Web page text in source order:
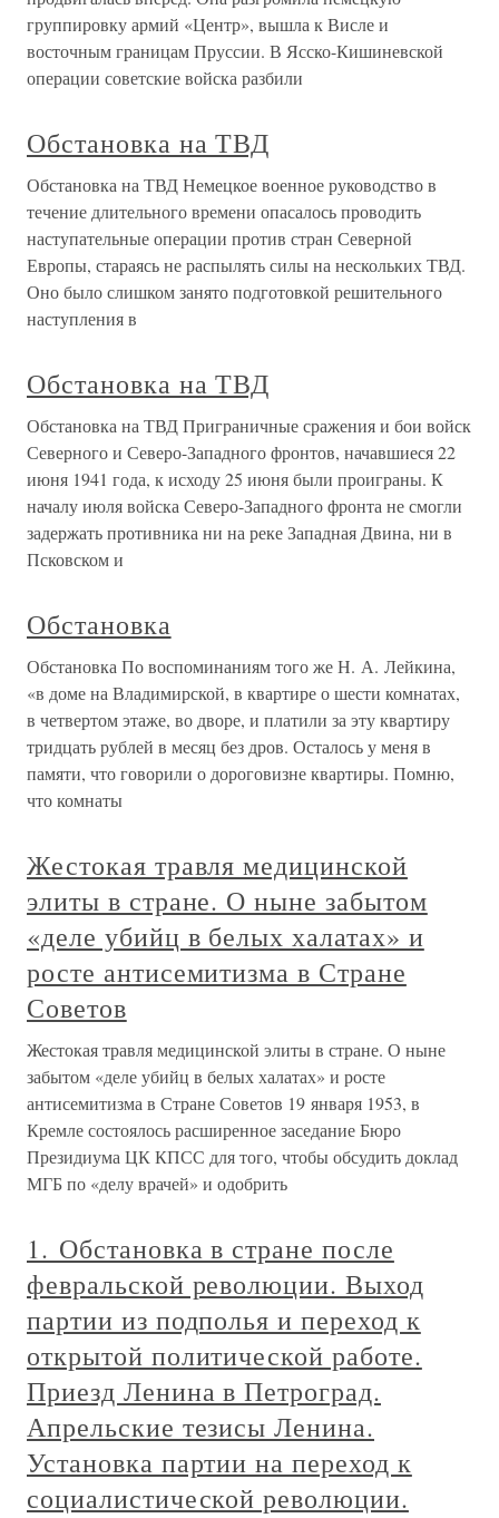
группировку армий «Центр», вышла к Висле и
восточным границам Пруссии. В Ясско-Кишиневской
операции советские войска разбили
Обстановка на ТВД
Обстановка на ТВД Немецкое военное руководство в
течение длительного времени опасалось проводить
наступательные операции против стран Северной
Европы, стараясь не распылять силы на нескольких ТВД.
Оно было слишком занято подготовкой решительного
наступления в
Обстановка на ТВД
Обстановка на ТВД Приграничные сражения и бои войск
Северного и Северо-Западного фронтов, начавшиеся 22
июня 1941 года, к исходу 25 июня были проиграны. К
началу июля войска Северо-Западного фронта не смогли
задержать противника ни на реке Западная Двина, ни в
Псковском и
Обстановка
Обстановка По воспоминаниям того же Н. А. Лейкина,
«в доме на Владимирской, в квартире о шести комнатах,
в четвертом этаже, во дворе, и платили за эту квартиру
тридцать рублей в месяц без дров. Осталось у меня в
памяти, что говорили о дороговизне квартиры. Помню,
что комнаты
Жестокая травля медицинской
элиты в стране. О ныне забытом
«деле убийц в белых халатах» и
росте антисемитизма в Стране
Советов
Жестокая травля медицинской элиты в стране. О ныне
забытом «деле убийц в белых халатах» и росте
антисемитизма в Стране Советов 19 января 1953, в
Кремле состоялось расширенное заседание Бюро
Президиума ЦК КПСС для того, чтобы обсудить доклад
МГБ по «делу врачей» и одобрить
1. Обстановка в стране после
февральской революции. Выход
партии из подполья и переход к
открытой политической работе.
Приезд Ленина в Петроград.
Апрельские тезисы Ленина.
Установка партии на переход к
социалистической революции.